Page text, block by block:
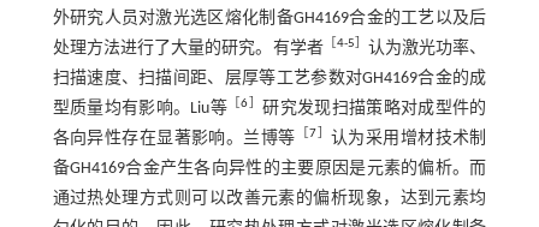
外研究人员对激光选区熔化制备GH4169合金的工艺以及后
处理方法进行了大量的研究。有学者［ 4-5
认为激光功率、
扫描速度、扫描间距、层厚等工艺参数对GH4169合金的成
型质量均有影响。Liu等 ［6 ］研究发现扫描策略对成型件的
各向异性存在显著影响。兰博等 ［7
认为采用增材技术制
备GH4169合金产生各向异性的主要原因是元素的偏析。而
通过热处理方式则可以改善元素的偏析现象，达到元素均